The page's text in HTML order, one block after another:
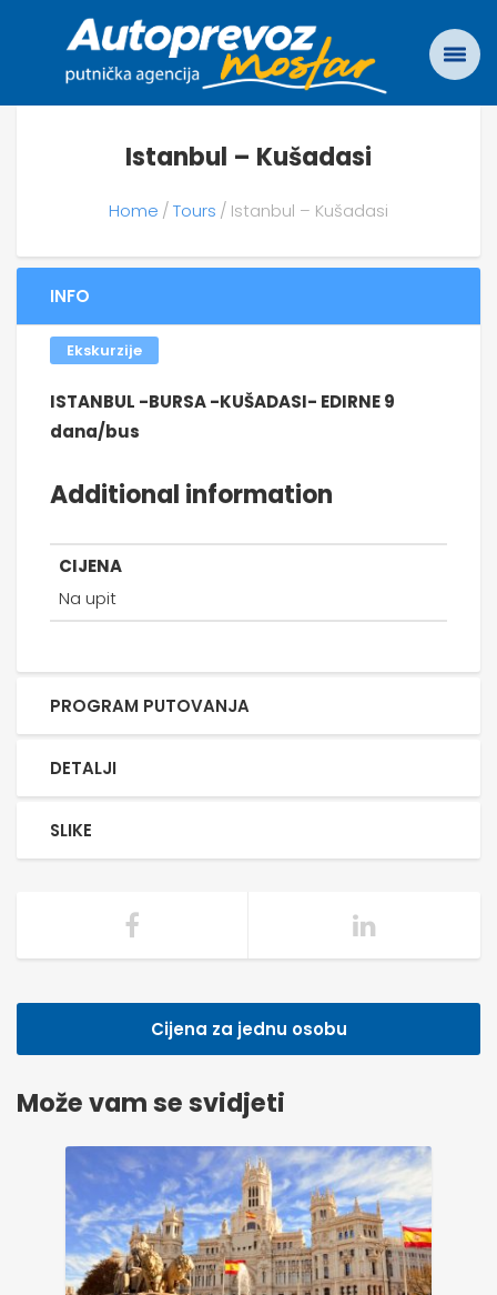
Istanbul – Kušadasi
Home Tours Istanbul – Kušadasi
INFO
Ekskurzije
ISTANBUL -BURSA -KUŠADASI- EDIRNE 9
dana/bus
Additional information
CIJENA
Na upit
PROGRAM PUTOVANJA
DETALJI
SLIKE
Cijena za jednu osobu
Može vam se svidjeti